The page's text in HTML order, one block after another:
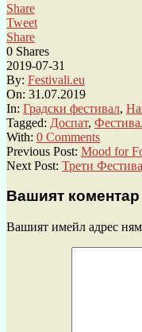
Share
Tweet
Share
0 Shares
2019-07-31
By: Festivali.eu
On: 31.07.2019
In: Градски фестивал,
Tagged: Доспат,
With: 0 Comments
Previous Post: Mood for
Next Post: Трети
Вашият коментар
Вашият имейл адрес